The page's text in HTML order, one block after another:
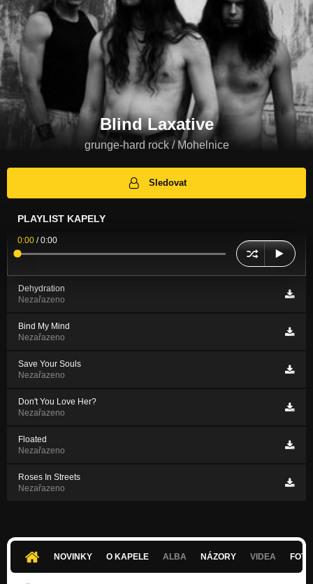
Blind Laxative
grunge-hard rock / Mohelnice
Sledovat
PLAYLIST KAPELY
0:00 /0:00
Dehydration
Nezařazeno
Bind My Mind
Nezařazeno
Save Your Souls
Nezařazeno
Don't You Love Her?
Nezařazeno
Floated
Nezařazeno
Roses In Streets
Nezařazeno
NOVINKY O KAPELE ALBA NÁZORY VIDEA